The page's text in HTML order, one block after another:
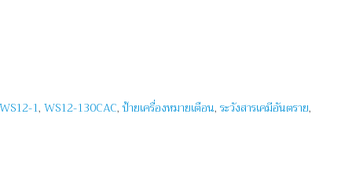
WS12-1, WS12-130CAC, ป้ายเครื่องหมายเตือน, ระวังสารเคมีอันตราย,